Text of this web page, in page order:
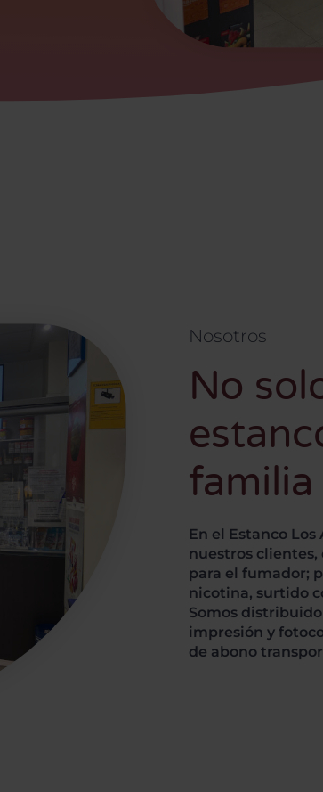
Nosotros
No
familia
En el Estanco
nuestros
para el fumador;
nicotina, surtido
Somos
impresión y
de abono